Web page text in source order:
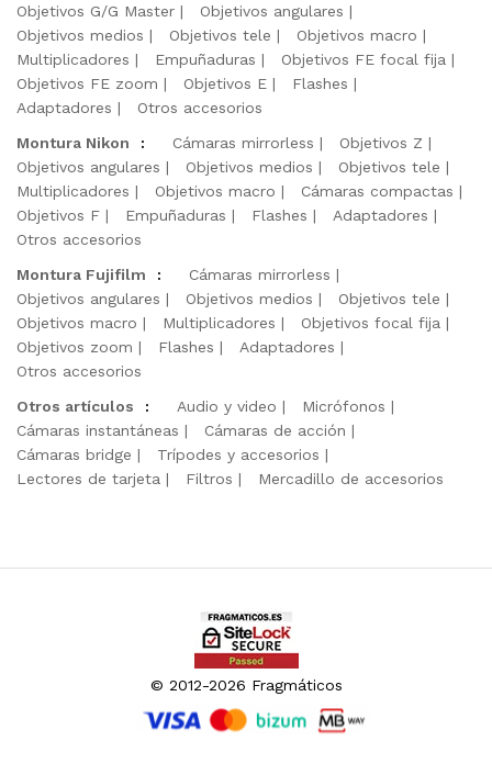
Objetivos G/G Master
Objetivos angulares
Objetivos medios
Objetivos tele
Objetivos macro
Multiplicadores
Empuñaduras
Objetivos FE focal fija
Objetivos FE zoom
Objetivos E
Flashes
Adaptadores
Otros accesorios
Montura Nikon
: Cámaras mirrorless
Objetivos Z
Objetivos angulares
Objetivos medios
Objetivos tele
Multiplicadores
Objetivos macro
Cámaras compactas
Objetivos F
Empuñaduras Flashes
Adaptadores
Otros accesorios
Montura Fujifilm
:
Cámaras mirrorless
Objetivos angulares
Objetivos medios
Objetivos tele
Objetivos macro
Multiplicadores
Objetivos focal fija
Objetivos zoom
Flashes
Adaptadores
Otros accesorios
Otros artículos
: Audio y video
Micrófonos
Cámaras instantáneas
Cámaras de acción
Cámaras bridge
Trípodes y accesorios
Lectores de tarjeta
Filtros Mercadillo de accesorios
© 2012-2026 Fragmáticos